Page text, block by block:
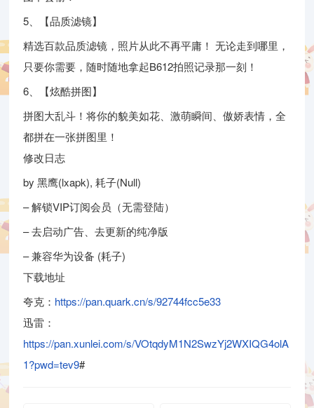
5、【品质滤镜】
精选百款品质滤镜，照片从此不再平庸！ 无论走到哪里，
只要你需要，随时随地拿起B612拍照记录那一刻！
6、【炫酷拼图】
拼图大乱斗！将你的貌美如花、激萌瞬间、傲娇表情，全
都拼在一张拼图里！
修改日志
by 黑鹰(lxapk), 耗子(Null)
– 解锁VIP订阅会员（无需登陆）
– 去启动广告、去更新的纯净版
– 兼容华为设备 (耗子)
下载地址
夸克： https://pan.quark.cn/s/92744fcc5e33
迅雷：
https://pan.xunlei.com/s/VOtqdyM1N2SwzYj2WXIQG4olA
1?pwd=tev9#